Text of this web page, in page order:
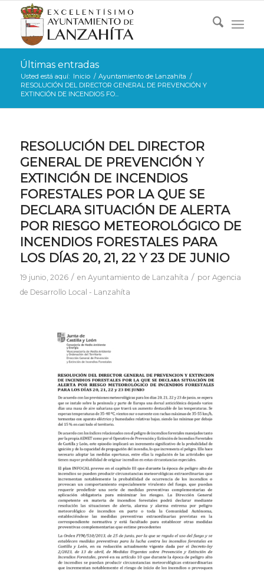
Últimas entradas
Usted está aquí: Inicio / Ayuntamiento de Lanzahíta /
RESOLUCIÓN DEL DIRECTOR GENERAL DE PREVENCIÓN Y
EXTINCIÓN DE INCENDIOS FO...
RESOLUCIÓN DEL DIRECTOR
GENERAL DE PREVENCIÓN Y
EXTINCIÓN DE INCENDIOS
FORESTALES POR LA QUE SE
DECLARA SITUACIÓN DE ALERTA
POR RIESGO METEOROLÓGICO DE
INCENDIOS FORESTALES PARA
LOS DÍAS 20, 21, 22 Y 23 DE JUNIO
19 junio, 2026 / en Ayuntamiento de Lanzahíta / por Agencia
de Desarrollo Local - Lanzahíta